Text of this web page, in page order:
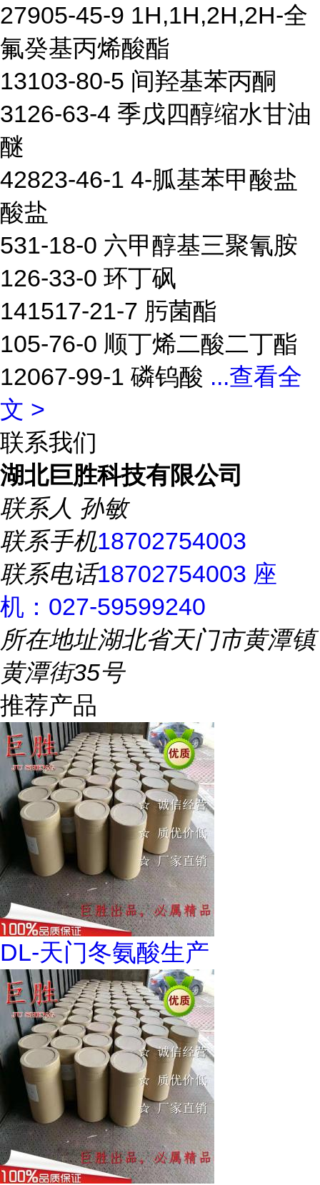
27905-45-9 1H,1H,2H,2H-全
氟癸基丙烯酸酯
13103-80-5 间羟基苯丙酮
3126-63-4 季戊四醇缩水甘油
醚
42823-46-1 4-胍基苯甲酸盐
酸盐
531-18-0 六甲醇基三聚氰胺
126-33-0 环丁砜
141517-21-7 肟菌酯
105-76-0 顺丁烯二酸二丁酯
12067-99-1 磷钨酸 ...查看全
文 >
联系我们
湖北巨胜科技有限公司
联系人 孙敏
联系手机18702754003
联系电话18702754003 座
机：027-59599240
所在地址湖北省天门市黄潭镇
黄潭街35号
推荐产品
DL-天门冬氨酸生产